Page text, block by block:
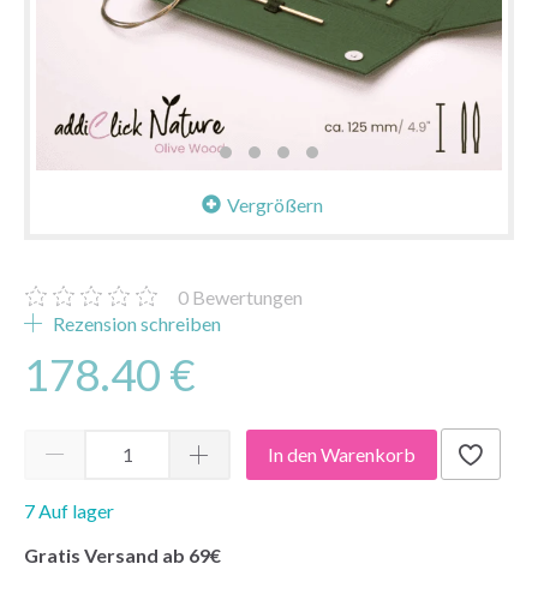
Vergrößern
0 Bewertungen
Rezension schreiben
178.40 €
In den Warenkorb
7 Auf lager
Gratis Versand ab 69€